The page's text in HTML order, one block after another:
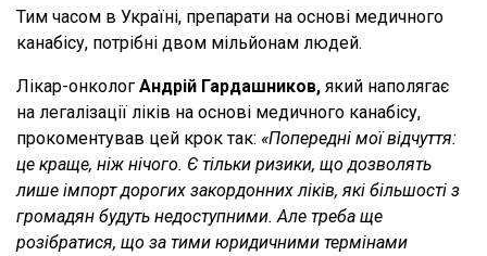
Тим часом в Україні, препарати на основі медичного
канабісу, потрібні двом мільйонам людей.
Лікар-онколог Андрій Гардашников, який наполягає
на легалізації ліків на основі медичного канабісу,
прокоментував цей крок так: «Попередні мої відчуття:
це краще, ніж нічого. Є тільки ризики, що дозволять
лише імпорт дорогих закордонних ліків, які більшості з
громадян будуть недоступними. Але треба ще
розібратися, що за тими юридичними термінами